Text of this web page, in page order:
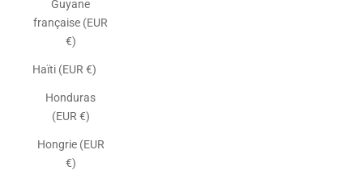
Guyane
française (EUR
€)
Haïti (EUR €)
Honduras
(EUR €)
Hongrie (EUR
€)